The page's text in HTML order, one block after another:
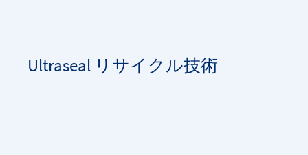
Ultraseal リサイクル技術